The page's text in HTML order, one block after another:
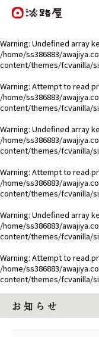
Warning: Undefined array
/home/ss386883/
content/themes/fcvanilla/
Warning: Attempt to read
/home/ss386883/
content/themes/fcvanilla/
Warning: Undefined array
/home/ss386883/
content/themes/fcvanilla/
Warning: Attempt to read
/home/ss386883/
content/themes/fcvanilla/
Warning: Undefined array
/home/ss386883/
content/themes/fcvanilla/
Warning: Attempt to read
/home/ss386883/
content/themes/fcvanilla/
お 知 ら せ